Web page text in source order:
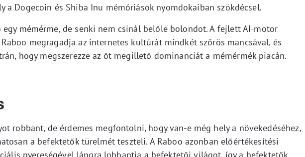
a Dogecoin és Shiba Inu mémóriások nyomdokaiban szökdécsel.
egy mémérme, de senki nem csinál belőle bolondot. A fejlett AI-motor
megragadja az internetes kultúrát mindkét szőrös mancsával, és
hogy megszerezze az őt megillető dominanciát a mémérmék piacán.
robbant, de érdemes megfontolni, hogy van-e még hely a növekedéséhez,
a befektetők türelmét teszteli. A Raboo azonban előértékesítési